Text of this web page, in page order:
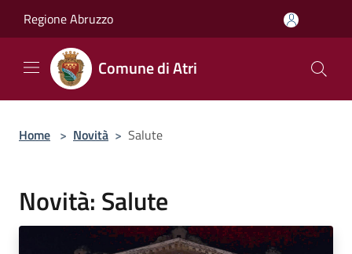
Regione Abruzzo
Comune di Atri
Home > Novità > Salute
Novità: Salute